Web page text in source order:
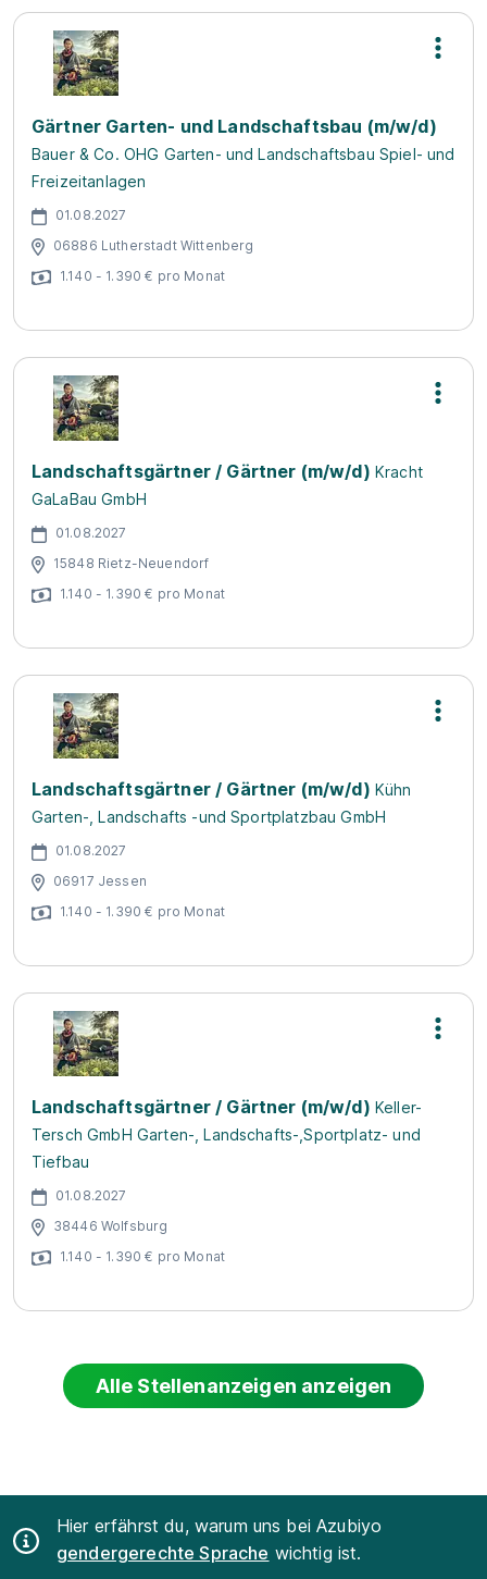
Gärtner Garten- und Landschaftsbau (m/w/d)
Bauer & Co. OHG Garten- und Landschaftsbau Spiel- und
Freizeitanlagen
01.08.2027
06886 Lutherstadt Wittenberg
1.140 - 1.390 € pro Monat
Landschaftsgärtner / Gärtner (m/w/d) Kracht
GaLaBau GmbH
01.08.2027
15848 Rietz-Neuendorf
1.140 - 1.390 € pro Monat
Landschaftsgärtner / Gärtner (m/w/d) Kühn
Garten-, Landschafts -und Sportplatzbau GmbH
01.08.2027
06917 Jessen
1.140 - 1.390 € pro Monat
Landschaftsgärtner / Gärtner (m/w/d) Keller-
Tersch GmbH Garten-, Landschafts-,Sportplatz- und
Tiefbau
01.08.2027
38446 Wolfsburg
1.140 - 1.390 € pro Monat
Alle Stellenanzeigen anzeigen
Hier erfährst du, warum uns bei Azubiyo
gendergerechte Sprache wichtig ist.